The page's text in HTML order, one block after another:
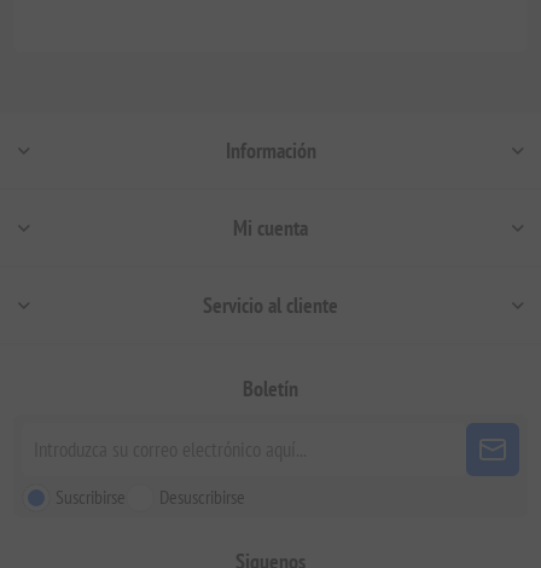
Información
Mi cuenta
Servicio al cliente
Boletín
Suscribirse Desuscribirse
Siguenos